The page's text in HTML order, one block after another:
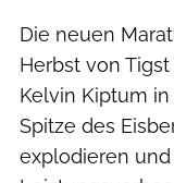
Die neuen
Herbst von Tigst
Kelvin Kiptum in
Spitze des
explodieren